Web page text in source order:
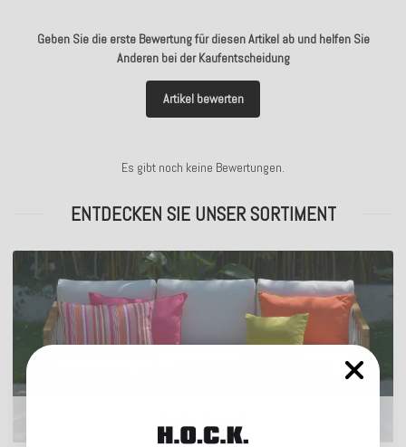
Geben Sie die erste Bewertung für diesen Artikel ab und helfen Sie
Anderen bei der Kaufentscheidung
Artikel bewerten
Es gibt noch keine Bewertungen.
ENTDECKEN SIE UNSER SORTIMENT